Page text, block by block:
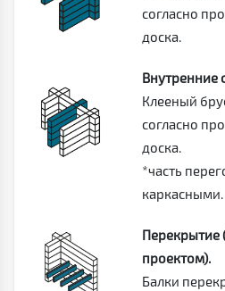
согласно
доска.
Внутренние
Клееный
согласно
доска.
*часть
каркасными.
Перекрытие
проектом).
Балки